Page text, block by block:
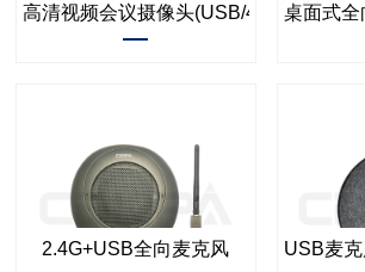
高清视频会议摄像头(USB/4K）桌面式
2.4G+USB全向麦克风 USB麦克